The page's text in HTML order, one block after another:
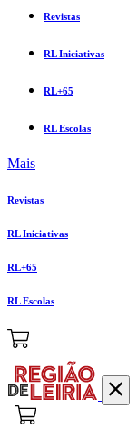
Revistas
RL Iniciativas
RL+65
RL Escolas
Mais
Revistas
RL Iniciativas
RL+65
RL Escolas